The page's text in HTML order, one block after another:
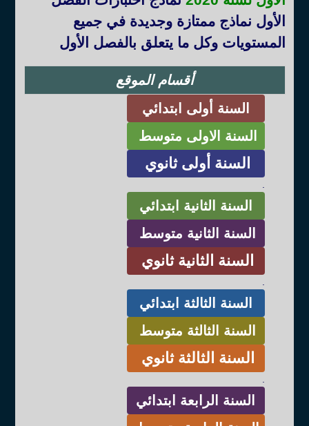
الأول نماذج ممتازة وجديدة في جميع
المستويات وكل ما يتعلق بالفصل الأول
أقسام الموقع
السنة أولى ابتدائي
السنة الاولى متوسط
السنة أولى ثانوي
السنة الثانية ابتدائي
السنة الثانية متوسط
السنة الثانية ثانوي
السنة الثالثة ابتدائي
السنة الثالثة متوسط
السنة الثالثة ثانوي
السنة الرابعة ابتدائي